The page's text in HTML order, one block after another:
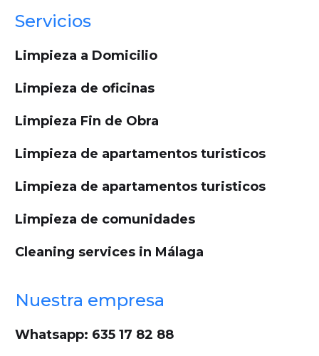
Servicios
Limpieza a Domicilio
Limpieza de oficinas
Limpieza Fin de Obra
Limpieza de apartamentos turisticos
Limpieza de apartamentos turisticos
Limpieza de comunidades
Cleaning services in Málaga
Nuestra empresa
Whatsapp: 635 17 82 88